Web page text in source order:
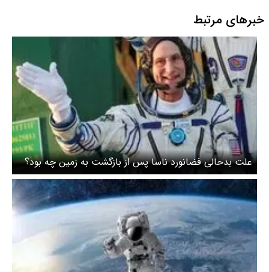
خبرهای مرتبط
علت بدحالی فضانورد ناسا پس از بازگشت به زمین چه بود؟